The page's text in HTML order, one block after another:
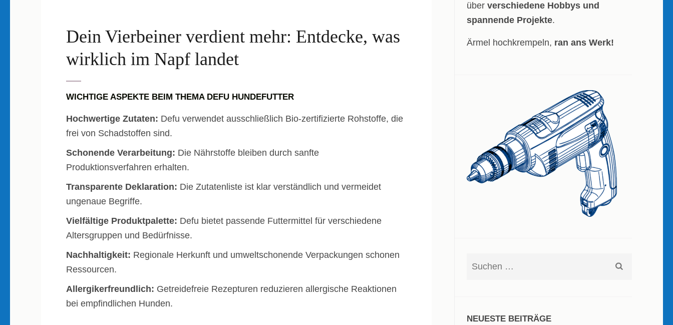
Dein Vierbeiner verdient mehr: Entdecke, was
wirklich im Napf landet
WICHTIGE ASPEKTE BEIM THEMA DEFU HUNDEFUTTER
Hochwertige Zutaten: Defu verwendet ausschließlich Bio-zertifizierte Rohstoffe, die
frei von Schadstoffen sind.
Schonende Verarbeitung: Die Nährstoffe bleiben durch sanfte
Produktionsverfahren erhalten.
Transparente Deklaration: Die Zutatenliste ist klar verständlich und vermeidet
ungenaue Begriffe.
Vielfältige Produktpalette: Defu bietet passende Futtermittel für verschiedene
Altersgruppen und Bedürfnisse.
Nachhaltigkeit: Regionale Herkunft und umweltschonende Verpackungen schonen
Ressourcen.
Allergikerfreundlich: Getreidefreie Rezepturen reduzieren allergische Reaktionen
bei empfindlichen Hunden.
über verschiedene Hobbys und
spannende Projekte.
Ärmel hochkrempeln, ran ans Werk!
NEUESTE BEITRÄGE